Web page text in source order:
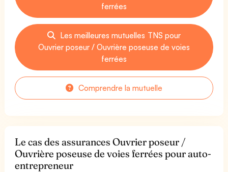
ferrées
Les meilleures mutuelles TNS pour
Ouvrier poseur / Ouvrière poseuse de voies
ferrées
Comprendre la mutuelle
Le cas des assurances Ouvrier poseur /
Ouvrière poseuse de voies ferrées pour auto-
entrepreneur